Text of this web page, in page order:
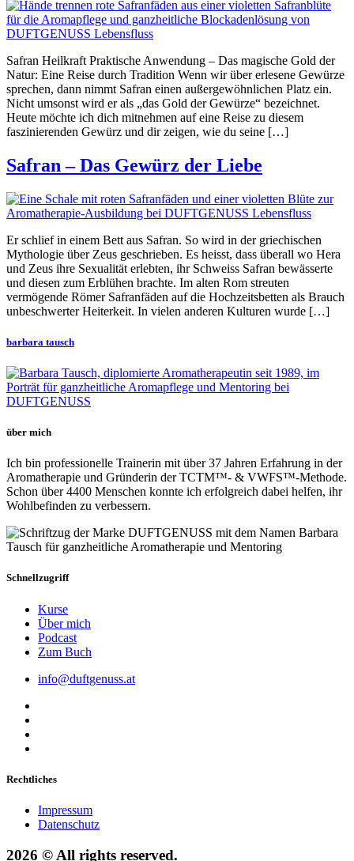
Safran Heilkraft Praktische Anwendung – Das magische Gold der
Natur: Eine Reise durch Tradition Wenn wir über erlesene Gewürze
sprechen, dann nimmt Safran einen außergewöhnlichen Platz ein.
Nicht umsonst wird er als „das Gold der Gewürze“ bezeichnet.
Heute möchte ich dich mitnehmen auf eine Reise zu diesem
faszinierenden Gewürz und dir zeigen, wie du seine […]
Safran – Das Gewürz der Liebe
Er schlief in einem Bett aus Safran. So wird in der griechischen
Mythologie über Zeus geschrieben. Es heisst, dass überall wo Hera
und Zeus ihre Sexualität erlebten, ihr Schweiss Safran bewässerte
und diesen zum Erblühen brachte. Im alten Rom streuten
vermögende Römer Safranfäden auf die Hochzeitsbetten als Brauch
unbeschwerter Heiterkeit. In vielen anderen Kulturen wurde […]
barbara tausch
über mich
Ich bin professionelle Trainerin mit über 37 Jahren Erfahrung in der
Aromatherapie und Gründerin der TCTM™- & VWFS™-Methode.
Schon über 4400 Menschen konnte ich erfolgreich dabei helfen, ihr
Wohlbefinden zu verbessern.
Schnellzugriff
Kurse
Über mich
Podcast
Zum Buch
info@duftgenuss.at
Rechtliches
Impressum
Datenschutz
2026 © All rights reserved.